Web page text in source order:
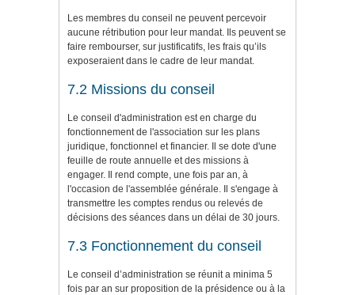
Les membres du conseil ne peuvent percevoir
aucune rétribution pour leur mandat. Ils peuvent se
faire rembourser, sur justificatifs, les frais qu’ils
exposeraient dans le cadre de leur mandat.
7.2 Missions du conseil
Le conseil d'administration est en charge du
fonctionnement de l'association sur les plans
juridique, fonctionnel et financier. Il se dote d'une
feuille de route annuelle et des missions à
engager. Il rend compte, une fois par an, à
l'occasion de l'assemblée générale. Il s'engage à
transmettre les comptes rendus ou relevés de
décisions des séances dans un délai de 30 jours.
7.3 Fonctionnement du conseil
Le conseil d’administration se réunit a minima 5
fois par an sur proposition de la présidence ou à la